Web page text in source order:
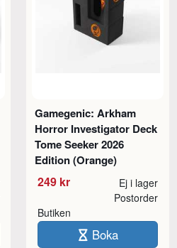
Gamegenic: Arkham
Horror Investigator Deck
Tome Seeker 2026
Edition (Orange)
249 kr Ej i lager
Butiken
Postorder
Boka